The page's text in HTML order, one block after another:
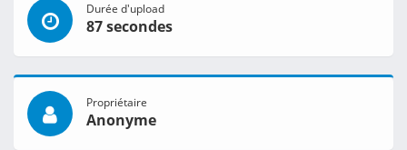
Durée d'upload
87 secondes
Propriétaire
Anonyme